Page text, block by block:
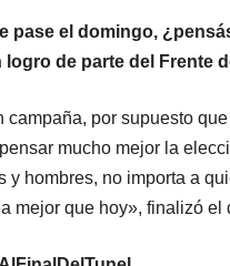
pase el domingo,
logro de parte del Frente
campaña, por supuesto
mucho mejor la
y hombres, no importa a
mejor que hoy», finalizó el